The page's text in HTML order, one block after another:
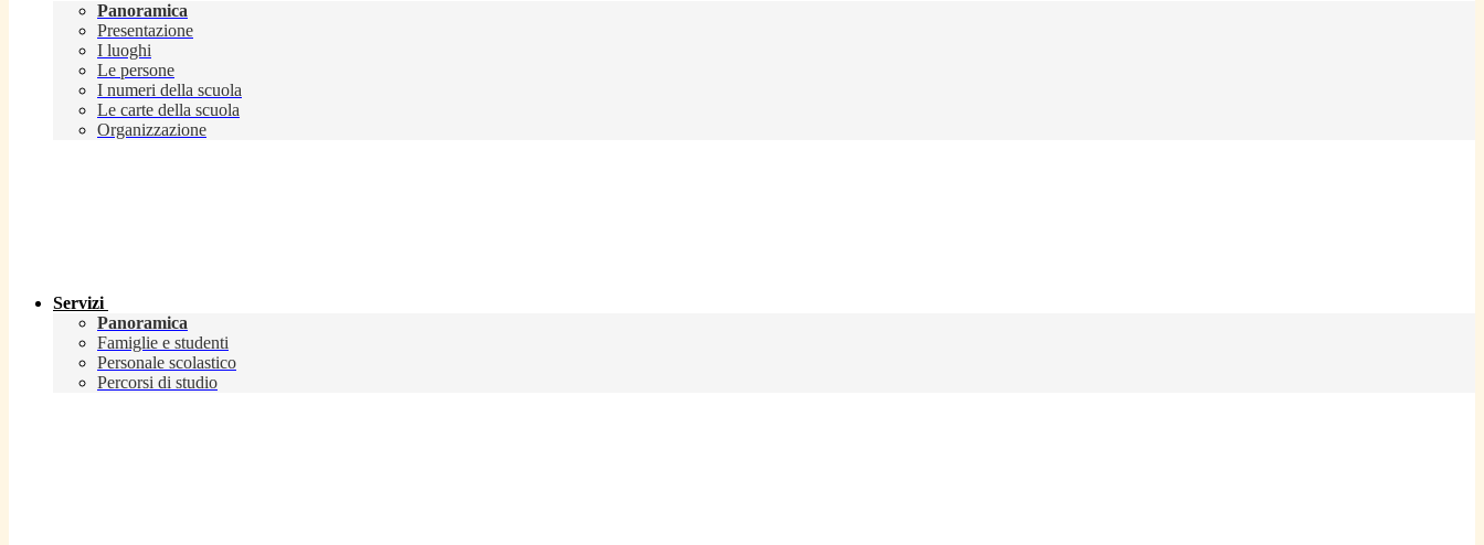
Panoramica
Presentazione
I luoghi
Le persone
I numeri della scuola
Le carte della scuola
Organizzazione
Servizi
Panoramica
Famiglie e studenti
Personale scolastico
Percorsi di studio